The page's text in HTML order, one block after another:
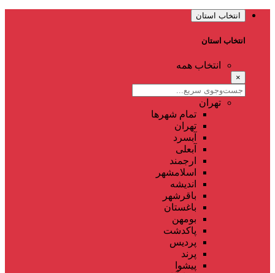
انتخاب استان
انتخاب استان
انتخاب همه
×
تهران
تمام شهر‌ها
تهران
آبسرد
آبعلی
ارجمند
اسلامشهر
اندیشه
باقرشهر
باغستان
بومهن
پاکدشت
پردیس
پرند
پیشوا